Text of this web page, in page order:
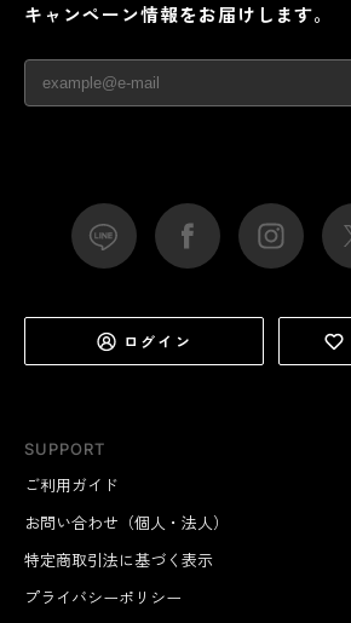
SUPPORT
ご利用ガイド
お問い合わせ（個人・法人）
特定商取引法に基づく表示
プライバシーポリシー
キャンペーン情報をお届けします。
ログイン